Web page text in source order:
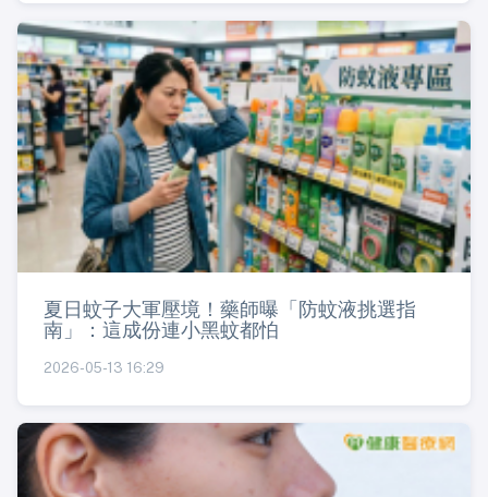
夏日蚊子大軍壓境！藥師曝「防蚊液挑選指
南」：這成份連小黑蚊都怕
2026-05-13 16:29